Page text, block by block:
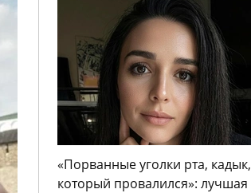
«Порванные уголки рта, кадык,
который провалился»: лучшая